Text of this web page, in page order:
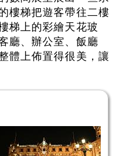
樓梯把遊客帶往二樓
梯上的彩繪天花玻
廳、辦公室、飯廳
體上佈置得很美，讓